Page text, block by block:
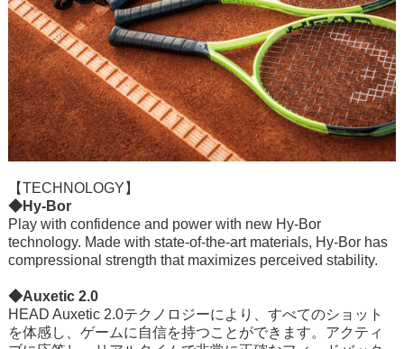
【TECHNOLOGY】
◆Hy-Bor
Play with confidence and power with new Hy-Bor
technology. Made with state-of-the-art materials, Hy-Bor has
compressional strength that maximizes perceived stability.
◆Auxetic 2.0
HEAD Auxetic 2.0テクノロジーにより、すべてのショット
を体感し、ゲームに自信を持つことができます。アクティ